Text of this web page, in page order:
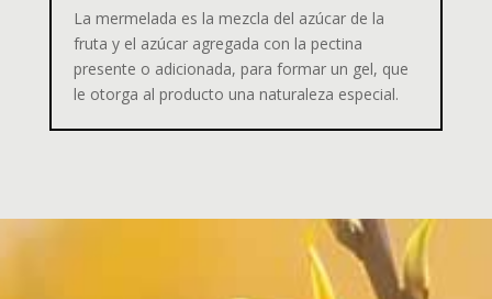
La mermelada es la mezcla del azúcar de la
fruta y el azúcar agregada con la pectina
presente o adicionada, para formar un gel, que
le otorga al producto una naturaleza especial.